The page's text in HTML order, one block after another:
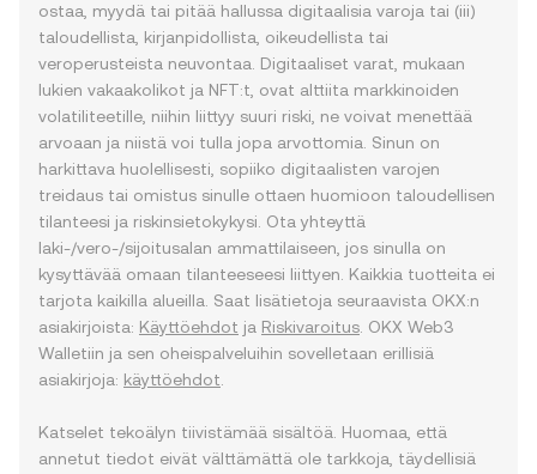
ostaa, myydä tai pitää hallussa digitaalisia varoja tai (iii)
taloudellista, kirjanpidollista, oikeudellista tai
veroperusteista neuvontaa. Digitaaliset varat, mukaan
lukien vakaakolikot ja NFT:t, ovat alttiita markkinoiden
volatiliteetille, niihin liittyy suuri riski, ne voivat menettää
arvoaan ja niistä voi tulla jopa arvottomia. Sinun on
harkittava huolellisesti, sopiiko digitaalisten varojen
treidaus tai omistus sinulle ottaen huomioon taloudellisen
tilanteesi ja riskinsietokykysi. Ota yhteyttä
laki-/vero-/sijoitusalan ammattilaiseen, jos sinulla on
kysyttävää omaan tilanteeseesi liittyen. Kaikkia tuotteita ei
tarjota kaikilla alueilla. Saat lisätietoja seuraavista OKX:n
asiakirjoista: Käyttöehdot ja Riskivaroitus . OKX Web3
Walletiin ja sen oheispalveluihin sovelletaan erillisiä
asiakirjoja: käyttöehdot
Katselet tekoälyn tiivistämää sisältöä. Huomaa, että
annetut tiedot eivät välttämättä ole tarkkoja, täydellisiä